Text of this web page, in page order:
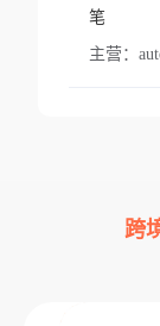
笔
主营：
跨